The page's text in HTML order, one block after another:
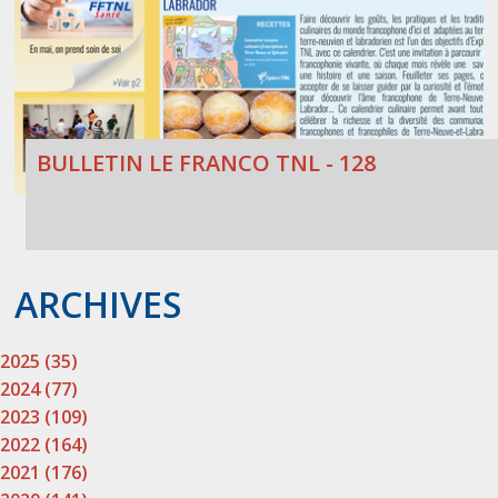
BULLETIN LE FRANCO TNL - 128
ARCHIVES
2025 (35)
2024 (77)
2023 (109)
2022 (164)
2021 (176)